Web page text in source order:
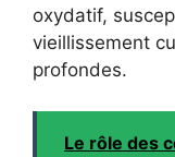
oxydatif,
vieillissement
profondes.
Le rôle des